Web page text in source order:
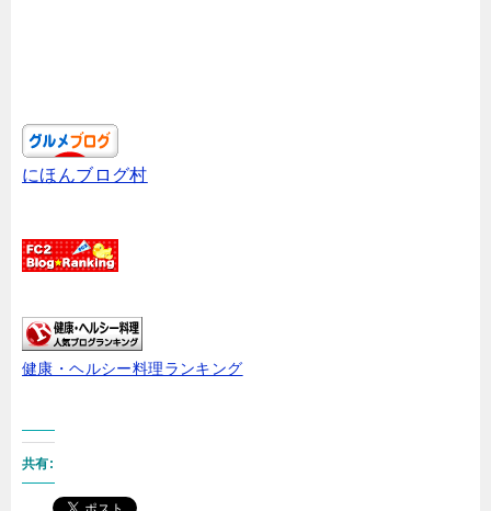
にほんブログ村
健康・ヘルシー料理ランキング
共有: